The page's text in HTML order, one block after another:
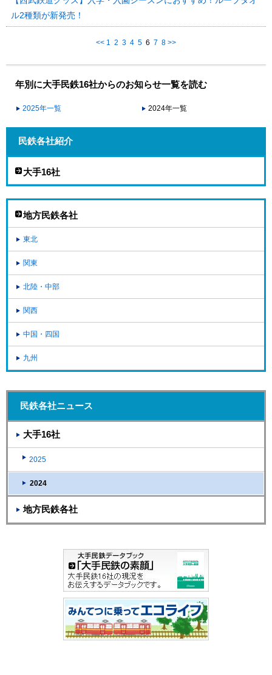
ル2種類が新発売！
<< 1 2 3 4 5 6 7 8 >>
年別に大手民鉄16社からのお知らせ一覧を読む
2025年一覧 2024年一覧
民鉄各社紹介
大手16社
地方民鉄各社
東北
関東
北陸・中部
関西
中国・四国
九州
民鉄各社ニュース
大手16社
2025
2024
地方民鉄各社